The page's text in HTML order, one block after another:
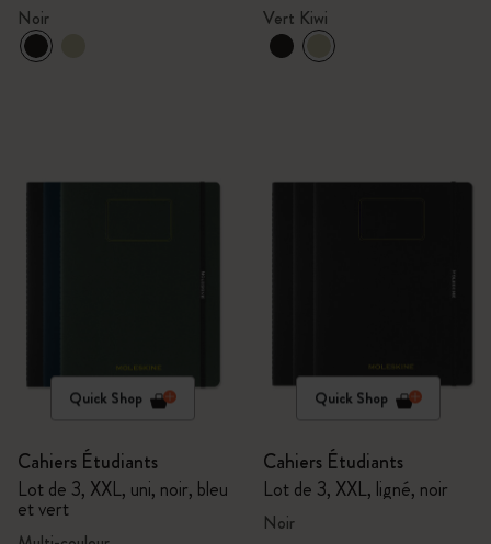
Noir Vert Kiwi
Quick Shop
Cahiers Étudiants
Lot de 3, XXL, uni, noir, bleu
et vert
Quick Shop
Cahiers Étudiants
Lot de 3, XXL, ligné, noir
Noir